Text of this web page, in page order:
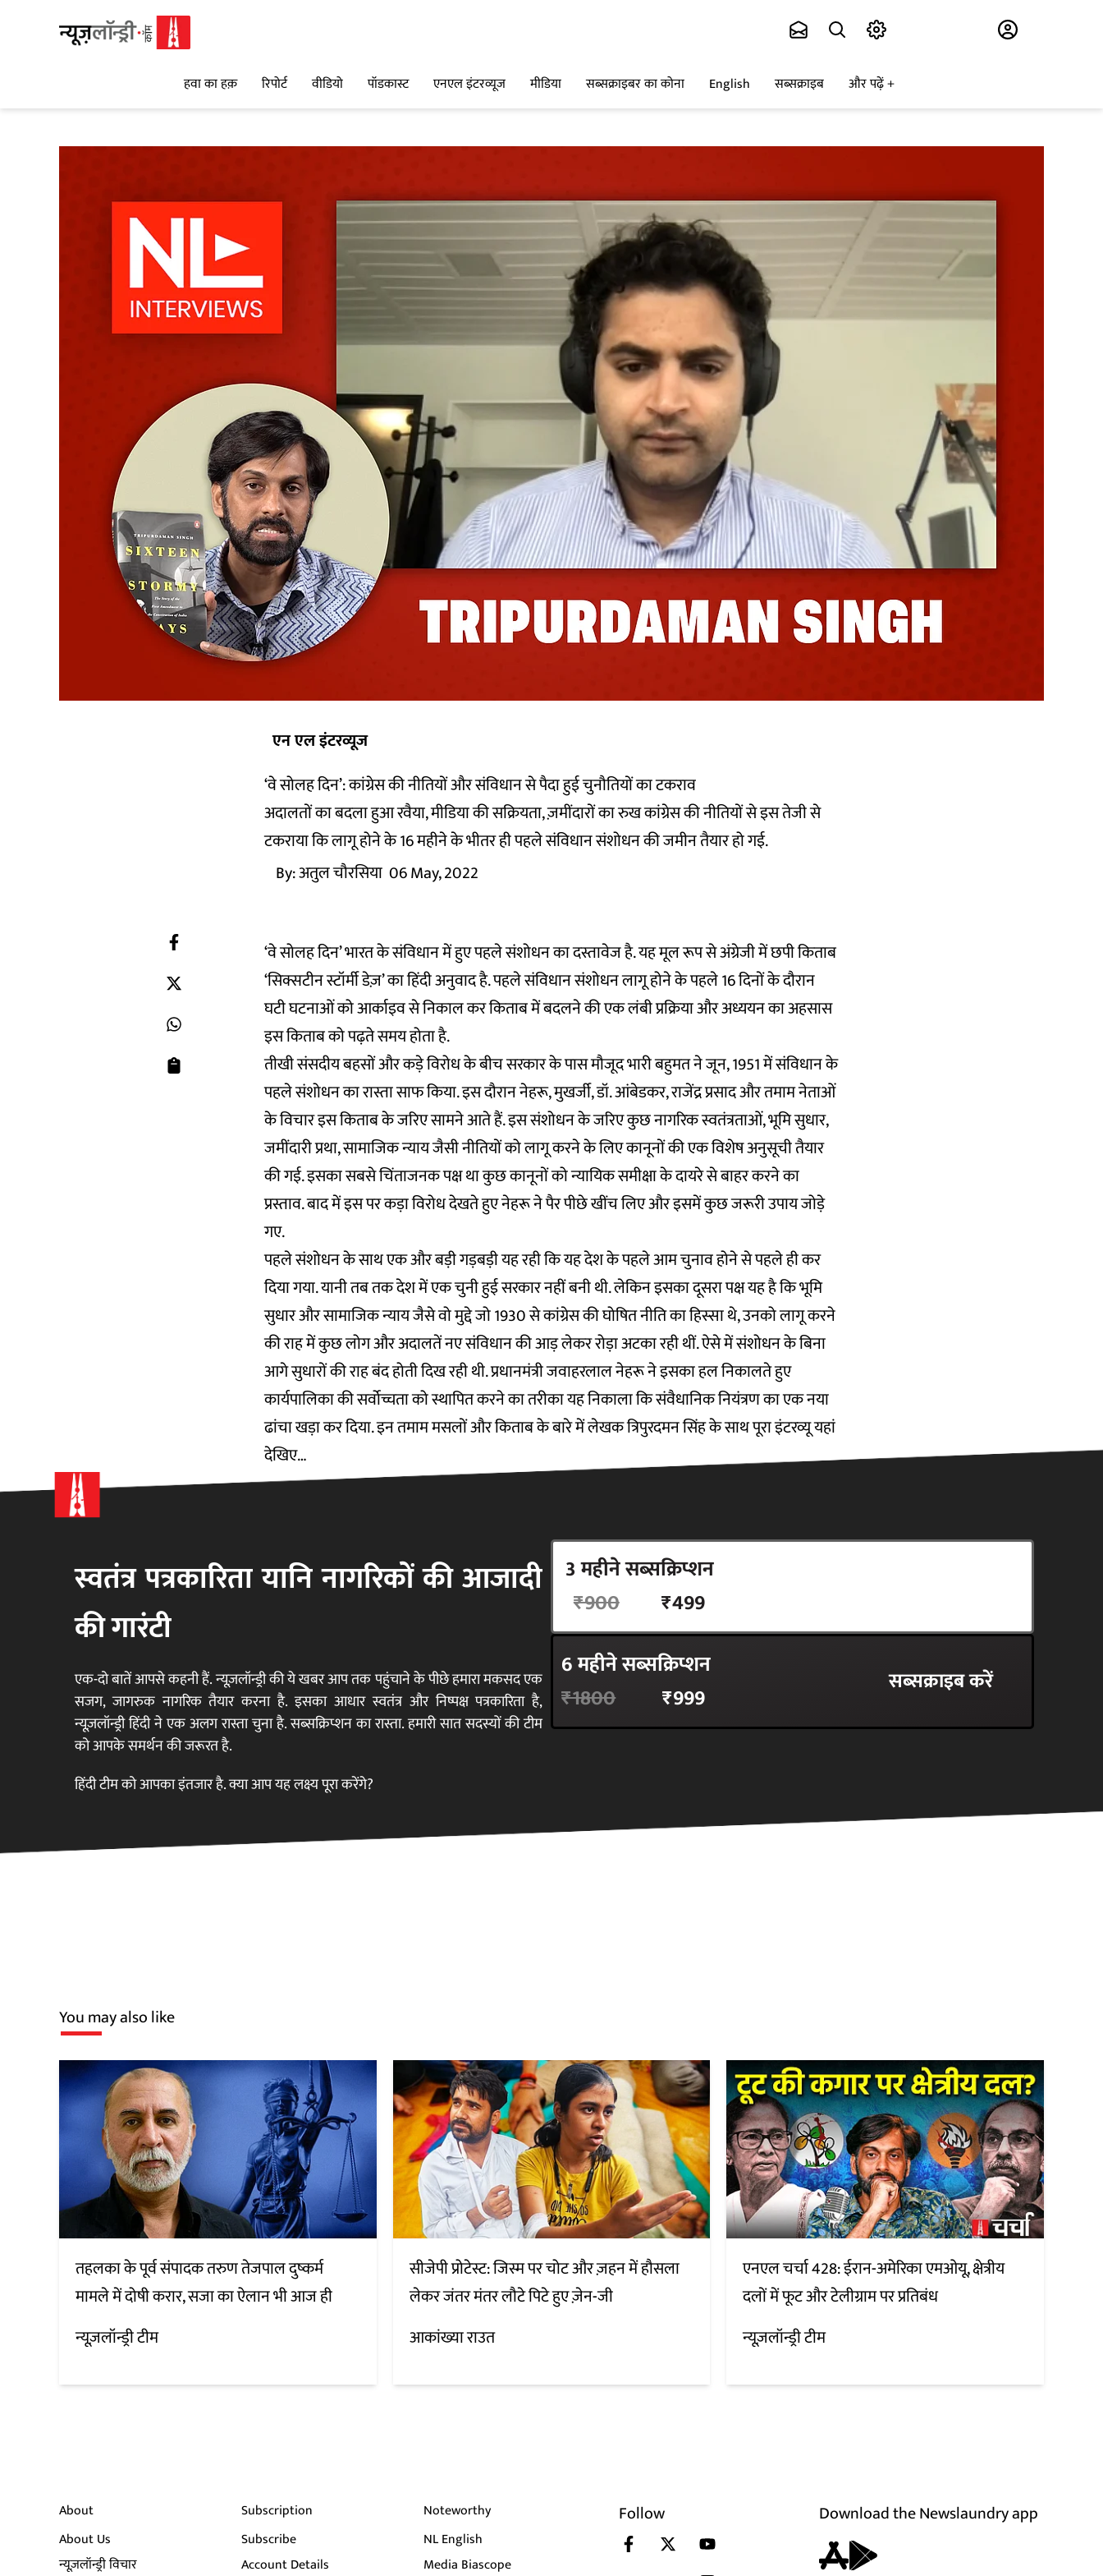
हवा का हक़ रिपोर्ट वीडियो पॉडकास्ट एनएल इंटरव्यूज मीडिया सब्सक्राइबर का कोना English सब्सक्राइब और पढ़ें
एन एल इंटरव्यूज
‘वे सोलह दिन’: कांग्रेस की नीतियों और संविधान से पैदा हुई चुनौतियों का टकराव
अदालतों का बदला हुआ रवैया, मीडिया की सक्रियता, ज़मींदारों का रुख कांग्रेस की नीतियों से इस तेजी से
टकराया कि लागू होने के 16 महीने के भीतर ही पहले संविधान संशोधन की जमीन तैयार हो गई.
By:अतुल चौरसिया 06 May, 2022
‘वे सोलह दिन’ भारत के संविधान में हुए पहले संशोधन का दस्तावेज है. यह मूल रूप से अंग्रेजी में छपी किताब
‘सिक्सटीन स्टॉर्मी डेज़’ का हिंदी अनुवाद है. पहले संविधान संशोधन लागू होने के पहले 16 दिनों के दौरान
घटी घटनाओं को आर्काइव से निकाल कर किताब में बदलने की एक लंबी प्रक्रिया और अध्ययन का अहसास
इस किताब को पढ़ते समय होता है.
तीखी संसदीय बहसों और कड़े विरोध के बीच सरकार के पास मौजूद भारी बहुमत ने जून, 1951 में संविधान के
पहले संशोधन का रास्ता साफ किया. इस दौरान नेहरू, मुखर्जी, डॉ. आंबेडकर, राजेंद्र प्रसाद और तमाम नेताओं
के विचार इस किताब के जरिए सामने आते हैं. इस संशोधन के जरिए कुछ नागरिक स्वतंत्रताओं, भूमि सुधार,
जमींदारी प्रथा, सामाजिक न्याय जैसी नीतियों को लागू करने के लिए कानूनों की एक विशेष अनुसूची तैयार
की गई. इसका सबसे चिंताजनक पक्ष था कुछ कानूनों को न्यायिक समीक्षा के दायरे से बाहर करने का
प्रस्ताव. बाद में इस पर कड़ा विरोध देखते हुए नेहरू ने पैर पीछे खींच लिए और इसमें कुछ जरूरी उपाय जोड़े
गए.
पहले संशोधन के साथ एक और बड़ी गड़बड़ी यह रही कि यह देश के पहले आम चुनाव होने से पहले ही कर
दिया गया. यानी तब तक देश में एक चुनी हुई सरकार नहीं बनी थी. लेकिन इसका दूसरा पक्ष यह है कि भूमि
सुधार और सामाजिक न्याय जैसे वो मुद्दे जो 1930 से कांग्रेस की घोषित नीति का हिस्सा थे, उनको लागू करने
की राह में कुछ लोग और अदालतें नए संविधान की आड़ लेकर रोड़ा अटका रही थीं. ऐसे में संशोधन के बिना
आगे सुधारों की राह बंद होती दिख रही थी. प्रधानमंत्री जवाहरलाल नेहरू ने इसका हल निकालते हुए
कार्यपालिका की सर्वोच्चता को स्थापित करने का तरीका यह निकाला कि संवैधानिक नियंत्रण का एक नया
ढांचा खड़ा कर दिया. इन तमाम मसलों और किताब के बारे में लेखक त्रिपुरदमन सिंह के साथ पूरा इंटरव्यू यहां
देखिए…
न्यूज़लॉन्ड्री डाक
न्यूज़लॉन्ड्री हिन्दी के साप्ताहिक संपादकीय, चुनिंदा बेहतरीन रिपोर्ट्स, टिप्पणियां और मीडिया की स्वस्थ आलोचनाएं.
स्वतंत्र पत्रकारिता यानि नागरिकों की आजादी
की गारंटी
एक-दो बातें आपसे कहनी हैं. न्यूज़लॉन्ड्री की ये खबर आप तक पहुंचाने के पीछे हमारा मकसद एक
सजग, जागरुक नागरिक तैयार करना है. इसका आधार स्वतंत्र और निष्पक्ष पत्रकारिता है,
न्यूज़लॉन्ड्री हिंदी ने एक अलग रास्ता चुना है. सब्सक्रिप्शन का रास्ता. हमारी सात सदस्यों की टीम
को आपके समर्थन की जरूरत है.
हिंदी टीम को आपका इंतजार है. क्या आप यह लक्ष्य पूरा करेंगे?
3 महीने सब्सक्रिप्शन
₹900
₹499
6 महीने सब्सक्रिप्शन
₹1800
₹999
सब्सक्राइब करें
You may also like
तहलका के पूर्व संपादक तरुण तेजपाल दुष्कर्म
मामले में दोषी करार, सजा का ऐलान भी आज ही
न्यूज़लॉन्ड्री टीम
सीजेपी प्रोटेस्ट: जिस्म पर चोट और ज़हन में हौसला
लेकर जंतर मंतर लौटे पिटे हुए ज़ेन-जी
आकांख्या राउत
एनएल चर्चा 428: ईरान-अमेरिका एमओयू, क्षेत्रीय
दलों में फूट और टेलीग्राम पर प्रतिबंध
न्यूज़लॉन्ड्री टीम
About
About Us
न्यूज़लॉन्ड्री विचार
Subscription
Subscribe
Account Details
Noteworthy
NL English
Media Biascope
Follow Download the Newslaundry app